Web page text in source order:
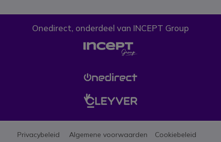
Onedirect, onderdeel van INCEPT Group
Privacybeleid Algemene voorwaarden Cookiebeleid